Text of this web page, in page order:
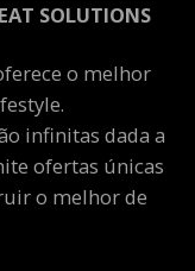
SOLUTIONS
o melhor
infinitas dada a
ofertas únicas
o melhor de